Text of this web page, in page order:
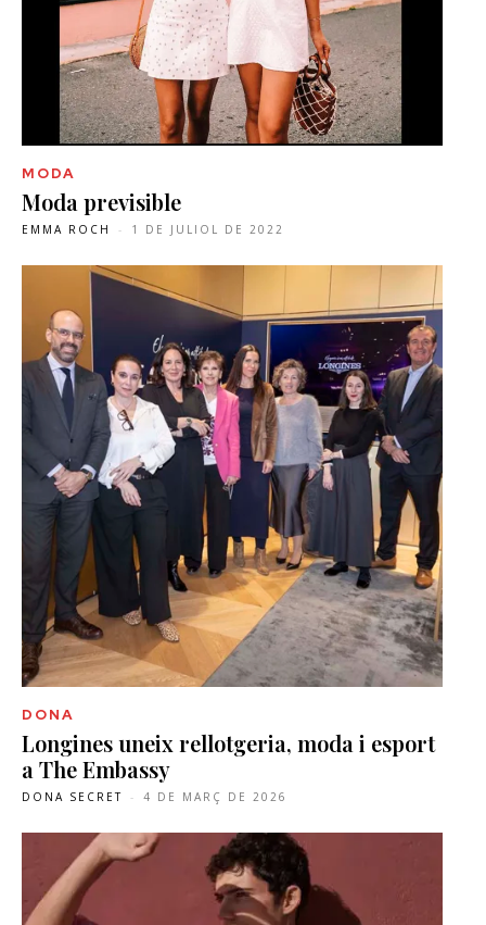
MODA
Moda previsible
EMMA ROCH - 1 DE JULIOL DE 2022
DONA
Longines uneix rellotgeria, moda i esport
a The Embassy
DONA SECRET - 4 DE MARÇ DE 2026